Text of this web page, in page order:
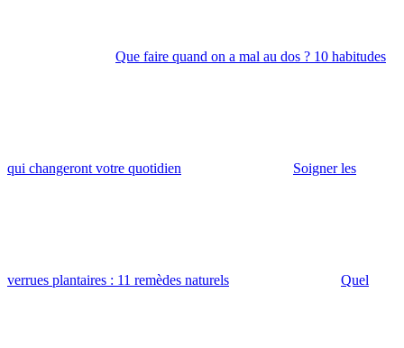
Que faire quand on a mal au dos ? 10 habitudes
qui changeront votre quotidien Soigner les
verrues plantaires : 11 remèdes naturels Quel